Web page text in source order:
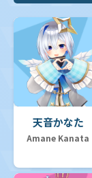
天音かなた
Amane Kanata